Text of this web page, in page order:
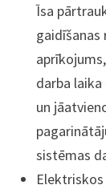
Īsa
darba
un
sistēmas